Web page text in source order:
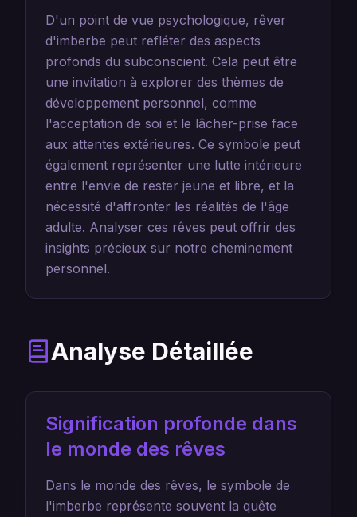
D'un point de vue psychologique, rêver
d'imberbe peut refléter des aspects
profonds du subconscient. Cela peut être
une invitation à explorer des thèmes de
développement personnel, comme
l'acceptation de soi et le lâcher-prise face
aux attentes extérieures. Ce symbole peut
également représenter une lutte intérieure
entre l'envie de rester jeune et libre, et la
nécessité d'affronter les réalités de l'âge
adulte. Analyser ces rêves peut offrir des
insights précieux sur notre cheminement
personnel.
Analyse Détaillée
Signification profonde dans
le monde des rêves
Dans le monde des rêves, le symbole de
l'imberbe représente souvent la quête